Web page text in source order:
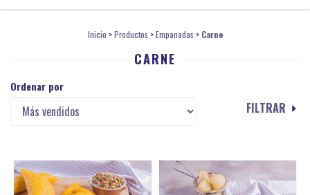
Inicio > Productos > Empanadas > Carne
CARNE
Ordenar por
FILTRAR